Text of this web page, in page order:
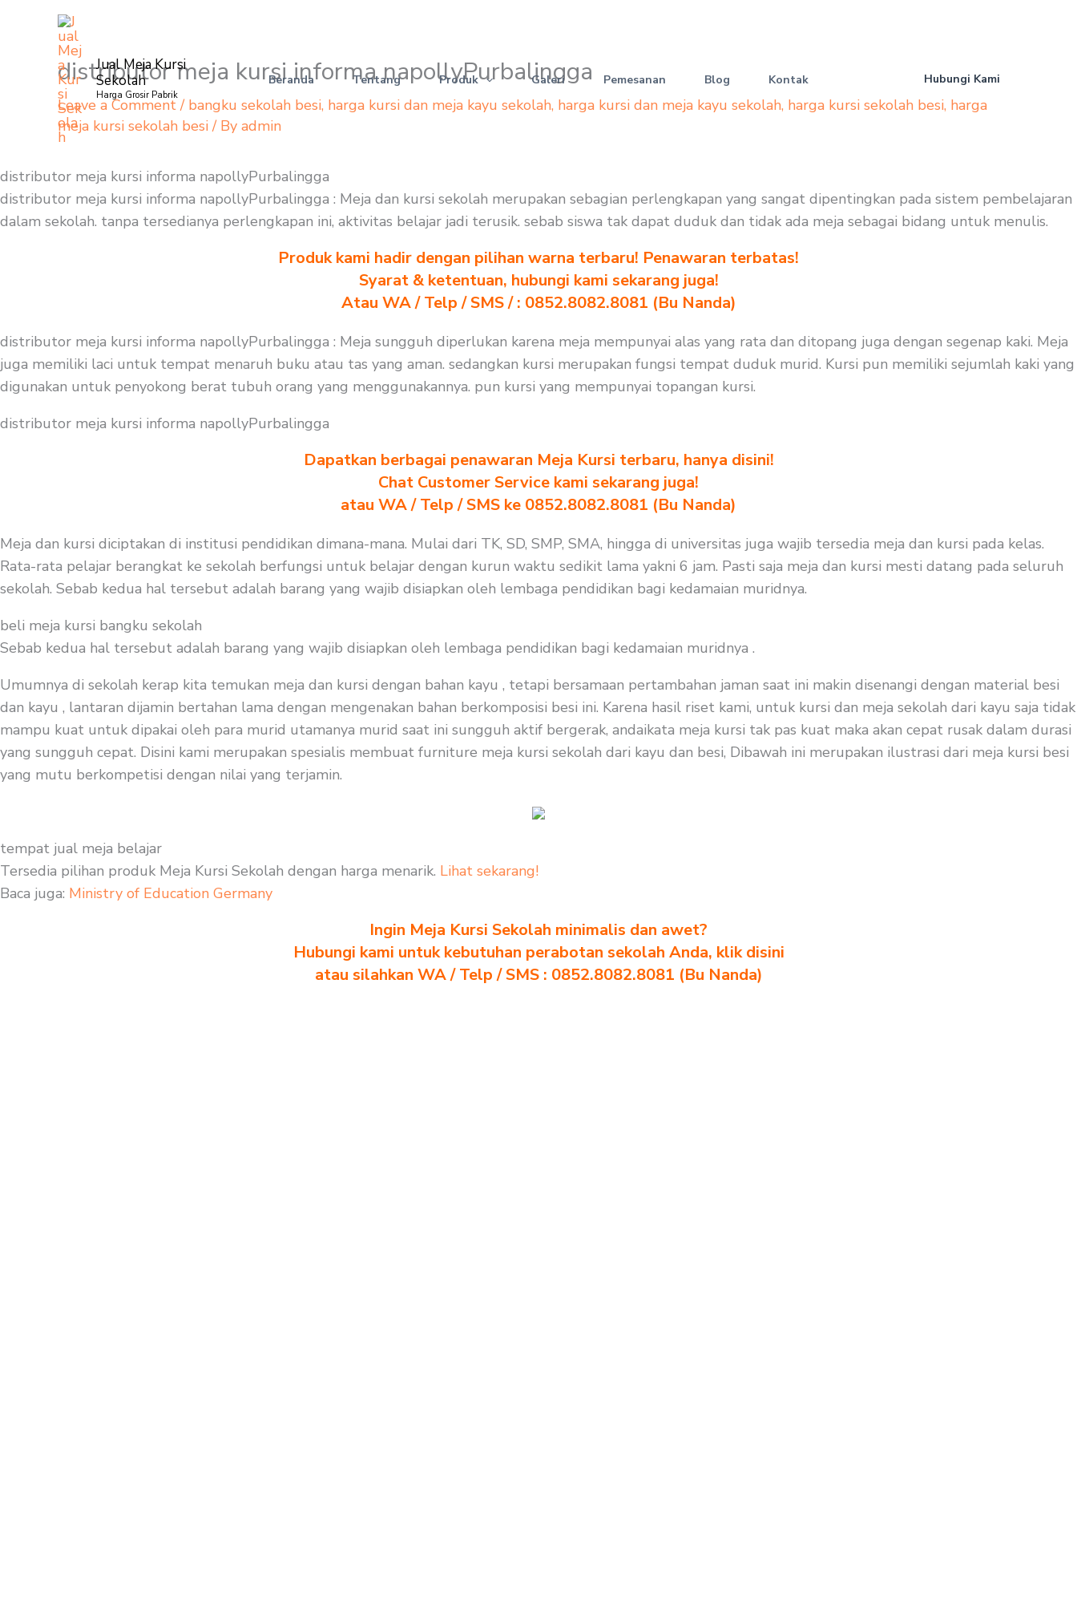
Jual Meja Kursi
Sekolah
Harga Grosir Pabrik
Beranda Tentang Produk Galeri Pemesanan Blog Kontak Hubungi Kami
distributor meja kursi informa napollyPurbalingga
Leave a Comment / bangku sekolah besi, harga kursi dan meja kayu sekolah, harga kursi dan meja kayu sekolah, harga kursi sekolah besi, harga
meja kursi sekolah besi/ By admin
distributor meja kursi informa napollyPurbalingga
distributor meja kursi informa napollyPurbalingga : Meja dan kursi sekolah merupakan sebagian perlengkapan yang sangat dipentingkan pada sistem pembelajaran
dalam sekolah. tanpa tersedianya perlengkapan ini, aktivitas belajar jadi terusik. sebab siswa tak dapat duduk dan tidak ada meja sebagai bidang untuk menulis.
Produk kami hadir dengan pilihan warna terbaru! Penawaran terbatas!
Syarat & ketentuan, hubungi kami sekarang juga!
Atau WA / Telp / SMS / : 0852.8082.8081 (Bu Nanda)
distributor meja kursi informa napollyPurbalingga : Meja sungguh diperlukan karena meja mempunyai alas yang rata dan ditopang juga dengan segenap kaki. Meja
juga memiliki laci untuk tempat menaruh buku atau tas yang aman. sedangkan kursi merupakan fungsi tempat duduk murid. Kursi pun memiliki sejumlah kaki yang
digunakan untuk penyokong berat tubuh orang yang menggunakannya. pun kursi yang mempunyai topangan kursi.
distributor meja kursi informa napollyPurbalingga
Dapatkan berbagai penawaran Meja Kursi terbaru, hanya disini!
Chat Customer Service kami sekarang juga!
atau WA / Telp / SMS ke 0852.8082.8081 (Bu Nanda)
Meja dan kursi diciptakan di institusi pendidikan dimana-mana. Mulai dari TK, SD, SMP, SMA, hingga di universitas juga wajib tersedia meja dan kursi pada kelas.
Rata-rata pelajar berangkat ke sekolah berfungsi untuk belajar dengan kurun waktu sedikit lama yakni 6 jam. Pasti saja meja dan kursi mesti datang pada seluruh
sekolah. Sebab kedua hal tersebut adalah barang yang wajib disiapkan oleh lembaga pendidikan bagi kedamaian muridnya.
beli meja kursi bangku sekolah
Sebab kedua hal tersebut adalah barang yang wajib disiapkan oleh lembaga pendidikan bagi kedamaian muridnya .
Umumnya di sekolah kerap kita temukan meja dan kursi dengan bahan kayu , tetapi bersamaan pertambahan jaman saat ini makin disenangi dengan material besi
dan kayu , lantaran dijamin bertahan lama dengan mengenakan bahan berkomposisi besi ini. Karena hasil riset kami, untuk kursi dan meja sekolah dari kayu saja tidak
mampu kuat untuk dipakai oleh para murid utamanya murid saat ini sungguh aktif bergerak, andaikata meja kursi tak pas kuat maka akan cepat rusak dalam durasi
yang sungguh cepat. Disini kami merupakan spesialis membuat furniture meja kursi sekolah dari kayu dan besi, Dibawah ini merupakan ilustrasi dari meja kursi besi
yang mutu berkompetisi dengan nilai yang terjamin.
tempat jual meja belajar
Tersedia pilihan produk Meja Kursi Sekolah dengan harga menarik. Lihat sekarang!
Baca juga: Ministry of Education Germany
Ingin Meja Kursi Sekolah minimalis dan awet?
Hubungi kami untuk kebutuhan perabotan sekolah Anda, klik disini
atau silahkan WA / Telp / SMS : 0852.8082.8081 (Bu Nanda)